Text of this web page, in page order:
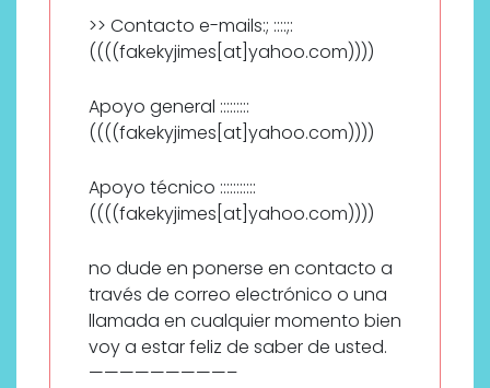
>> Contacto e-mails:; ::::;:
((((fakekyjimes[at]yahoo.com))))
Apoyo general :::::::::
((((fakekyjimes[at]yahoo.com))))
Apoyo técnico :::::::::::
((((fakekyjimes[at]yahoo.com))))
no dude en ponerse en contacto a
través de correo electrónico o una
llamada en cualquier momento bien
voy a estar feliz de saber de usted.
—————————–